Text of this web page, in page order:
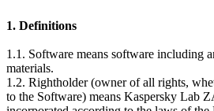
1. Definitions
1.1. Software means software including
materials.
1.2. Rightholder (owner of all rights,
to the Software) means Kaspersky Lab